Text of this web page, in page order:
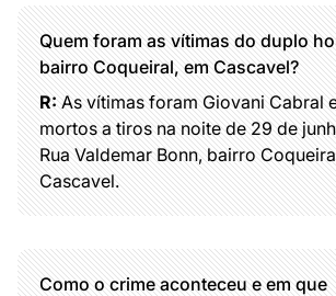
Quem foram as vítimas do duplo
bairro Coqueiral, em Cascavel?
R:As vítimas foram Giovani Cabral
mortos a tiros na noite de 29 de
Rua Valdemar Bonn, bairro
Cascavel.
Como o crime aconteceu e em que